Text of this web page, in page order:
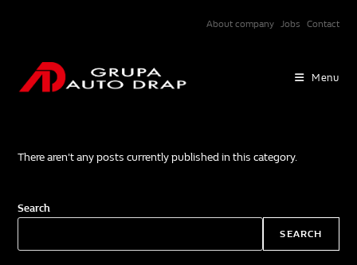
About company Jobs Contact
Menu
There aren't any posts currently published in this category.
Search
SEARCH